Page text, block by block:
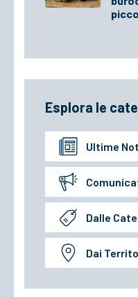
Esplora le
Ultime
Dalle
Dai